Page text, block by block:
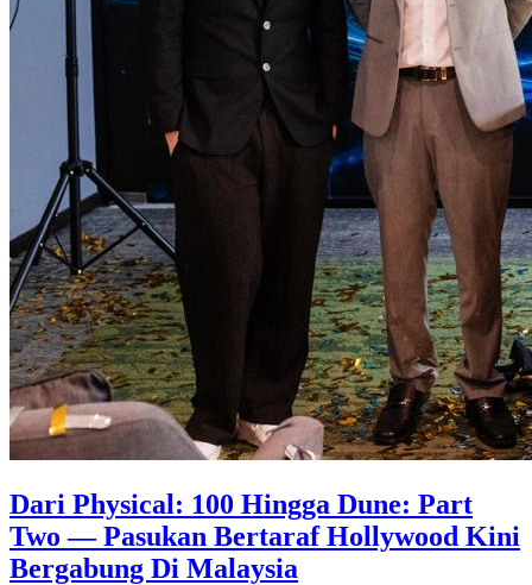
Dari Physical: 100 Hingga Dune: Part
Two — Pasukan Bertaraf Hollywood Kini
Bergabung Di Malaysia